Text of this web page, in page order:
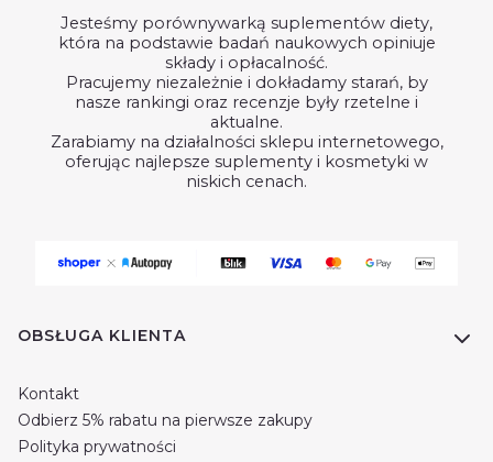
Jesteśmy porównywarką suplementów diety,
która na podstawie badań naukowych opiniuje
składy i opłacalność.
Pracujemy niezależnie i dokładamy starań, by
nasze rankingi oraz recenzje były rzetelne i
aktualne.
Zarabiamy na działalności sklepu internetowego,
oferując najlepsze suplementy i kosmetyki w
niskich cenach.
Linki w stopce
OBSŁUGA KLIENTA
Kontakt
Odbierz 5% rabatu na pierwsze zakupy
Polityka prywatności